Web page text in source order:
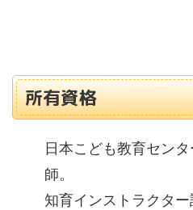
所有資格
日本こども教育セン
師。
知育インストラクター